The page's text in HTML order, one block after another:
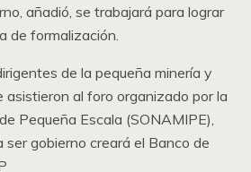
añadió, se trabajará para lograr
de formalización.
de la pequeña minería y
asistieron al foro organizado por la
Pequeña Escala (SONAMIPE),
ser gobierno creará el Banco de